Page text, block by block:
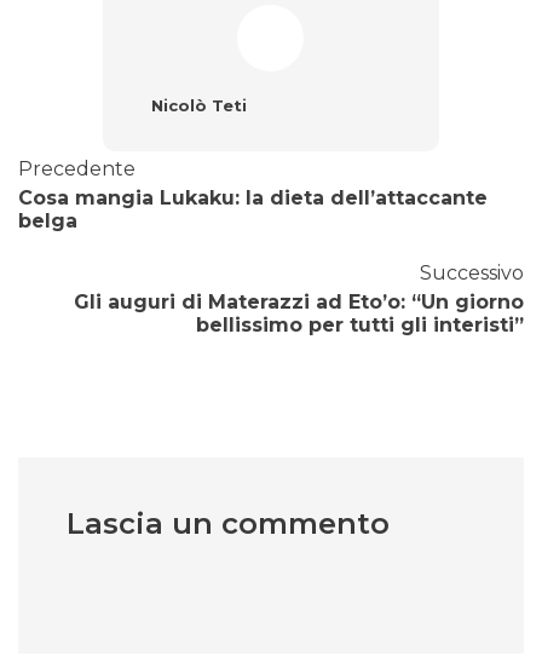
Nicolò Teti
Precedente
Cosa mangia Lukaku: la dieta dell’attaccante
belga
Successivo
Gli auguri di Materazzi ad Eto’o: “Un giorno
bellissimo per tutti gli interisti”
Lascia un commento